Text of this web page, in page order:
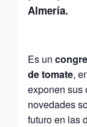
Almería.
Es un
de tomate,
exponen sus
novedades
futuro en las